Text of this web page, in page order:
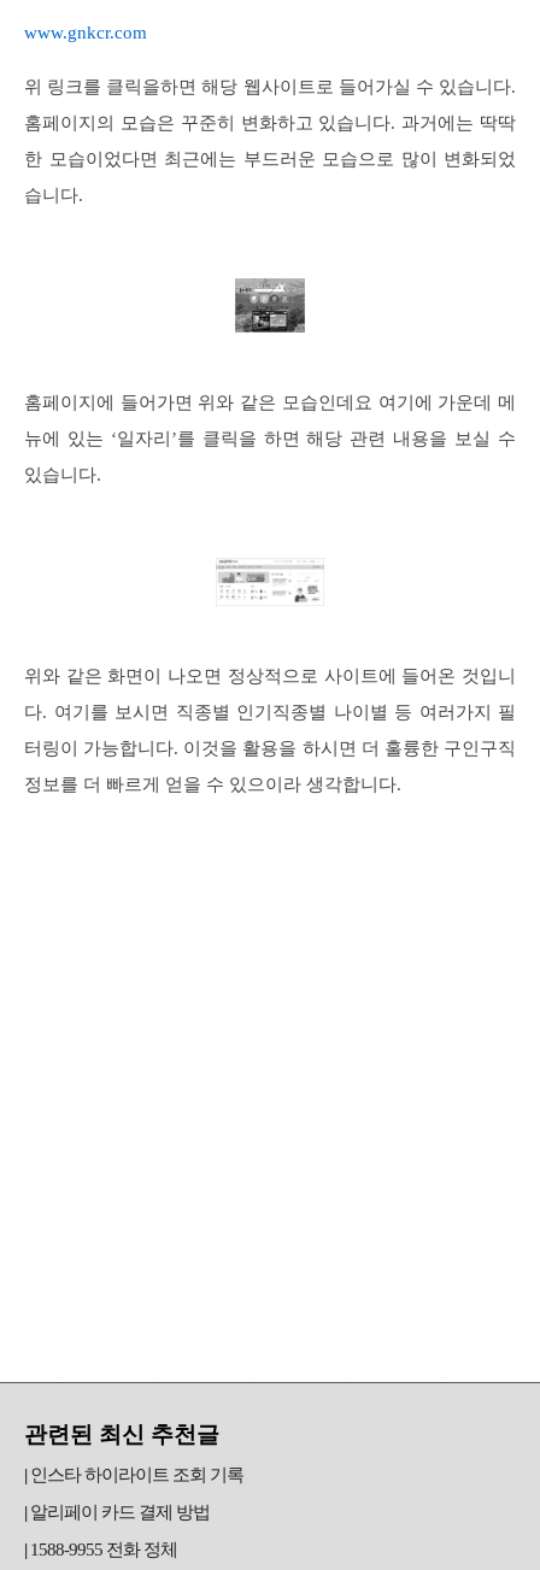
www.gnkcr.com
위 링크를 클릭을하면 해당 웹사이트로 들어가실 수 있습니다.
홈페이지의 모습은 꾸준히 변화하고 있습니다. 과거에는 딱딱
한 모습이었다면 최근에는 부드러운 모습으로 많이 변화되었
습니다.
홈페이지에 들어가면 위와 같은 모습인데요 여기에 가운데 메
뉴에 있는 ‘일자리’를 클릭을 하면 해당 관련 내용을 보실 수
있습니다.
위와 같은 화면이 나오면 정상적으로 사이트에 들어온 것입니
다. 여기를 보시면 직종별 인기직종별 나이별 등 여러가지 필
터링이 가능합니다. 이것을 활용을 하시면 더 훌륭한 구인구직
정보를 더 빠르게 얻을 수 있으이라 생각합니다.
관련된 최신 추천글
인스타 하이라이트 조회 기록
알리페이 카드 결제 방법
1588-9955 전화 정체